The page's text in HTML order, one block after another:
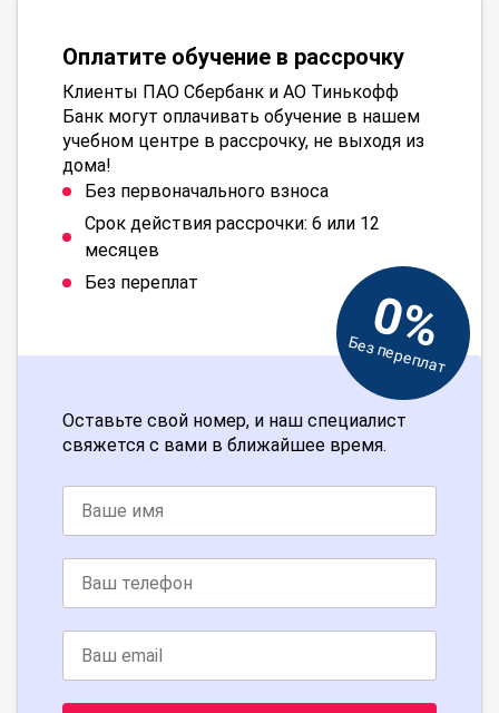
Оплатите обучение в рассрочку
Клиенты ПАО Сбербанк и АО Тинькофф
Банк могут оплачивать обучение в нашем
учебном центре в рассрочку, не выходя из
дома!
Без первоначального взноса
Срок действия рассрочки: 6 или 12
месяцев
Без переплат
0%
Без переплат
Оставьте свой номер, и наш специалист
свяжется с вами в ближайшее время.